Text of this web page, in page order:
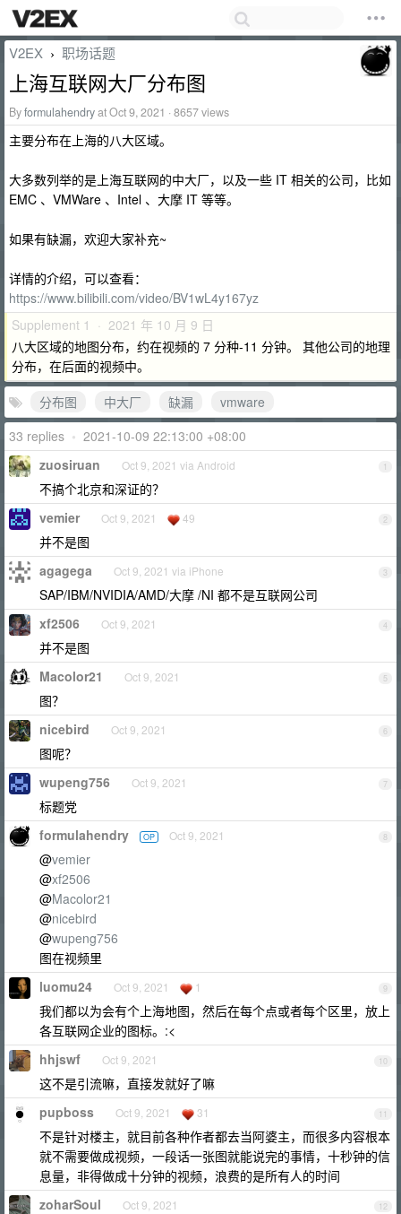
V2EX › 职场话题
上海互联网大厂分布图
Byformulahendryat Oct 9, 2021 · 8657 views
主要分布在上海的八大区域。
大多数列举的是上海互联网的中大厂，以及一些 IT 相关的公司，比如
EMC 、VMWare 、Intel 、大摩 IT 等等。
如果有缺漏，欢迎大家补充~
详情的介绍，可以查看：
https://www.bilibili.com/video/BV1wL4y167yz
Supplement 1 · 2021 年 10 月 9 日
八大区域的地图分布，约在视频的 7 分种-11 分钟。 其他公司的地理
分布，在后面的视频中。
分布图
中大厂 缺漏
vmware
33 replies • 2021-10-09 22:13:00 +08:00
1
zuosiruan Oct 9, 2021 via Android
不搞个北京和深证的？
2
vemier Oct 9, 2021 49
并不是图
3
agagega Oct 9, 2021 via iPhone
SAP/IBM/NVIDIA/AMD/大摩 /NI 都不是互联网公司
4
xf2506 Oct 9, 2021
并不是图
5
Macolor21 Oct 9, 2021
图？
6
nicebird Oct 9, 2021
图呢？
7
wupeng756 Oct 9, 2021
标题党
8
formulahendry OP Oct 9, 2021
@vemier
@xf2506
@Macolor21
@nicebird
@wupeng756
图在视频里
9
luomu24 Oct 9, 2021 1
我们都以为会有个上海地图，然后在每个点或者每个区里，放上
各互联网企业的图标。:<
10
hhjswf Oct 9, 2021
这不是引流嘛，直接发就好了嘛
11
pupboss Oct 9, 2021 31
不是针对楼主，就目前各种作者都去当阿婆主，而很多内容根本
就不需要做成视频，一段话一张图就能说完的事情，十秒钟的信
息量，非得做成十分钟的视频，浪费的是所有人的时间
12
zoharSoul Oct 9, 2021